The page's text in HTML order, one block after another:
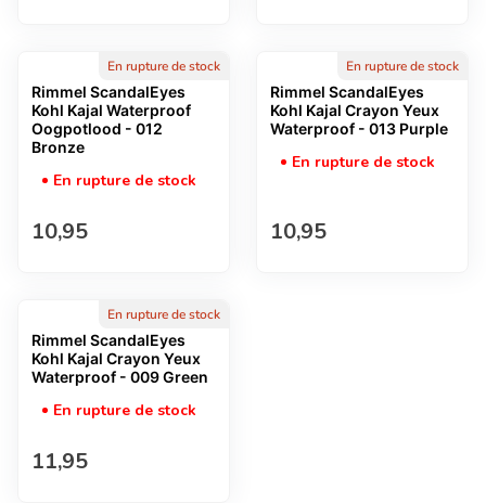
En rupture de stock
Rimmel ScandalEyes
Kohl Kajal Waterproof
Oogpotlood - 012
Bronze
En rupture de stock
Prix normal
10,95
En rupture de stock
Rimmel ScandalEyes
Kohl Kajal Crayon Yeux
Waterproof - 013 Purple
En rupture de stock
Prix normal
10,95
En rupture de stock
Rimmel ScandalEyes
Kohl Kajal Crayon Yeux
Waterproof - 009 Green
En rupture de stock
Prix normal
11,95